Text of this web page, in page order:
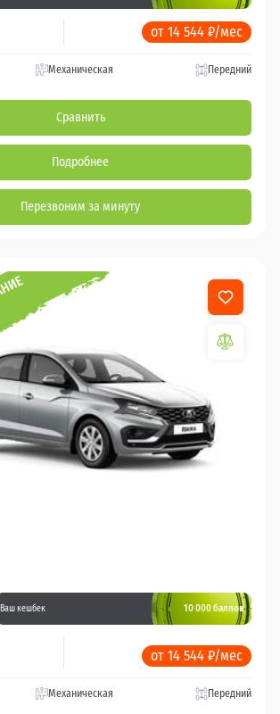
от 14 544 ₽/мес
Механическая Передний
Сравнить
Подробнее
Перезвоним за минуту
Ваш кешбек 10 000 баллов
от 14 544 ₽/мес
Механическая Передний